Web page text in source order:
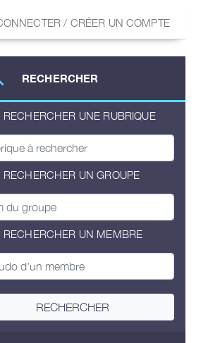
/ CRÉER UN COMPTE
RECHERCHER
RECHERCHER UNE RUBRIQUE
RECHERCHER UN GROUPE
RECHERCHER UN MEMBRE
RECHERCHER